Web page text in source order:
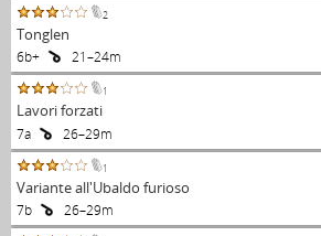
2
Tonglen
6b+ 21–24m
1
Lavori forzati
7a 26–29m
1
Variante all'Ubaldo furioso
7b 26–29m